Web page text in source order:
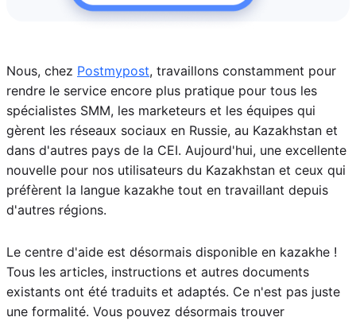
Nous, chez Postmypost, travaillons constamment pour
rendre le service encore plus pratique pour tous les
spécialistes SMM, les marketeurs et les équipes qui
gèrent les réseaux sociaux en Russie, au Kazakhstan et
dans d'autres pays de la CEI. Aujourd'hui, une excellente
nouvelle pour nos utilisateurs du Kazakhstan et ceux qui
préfèrent la langue kazakhe tout en travaillant depuis
d'autres régions.
Le centre d'aide est désormais disponible en kazakhe !
Tous les articles, instructions et autres documents
existants ont été traduits et adaptés. Ce n'est pas juste
une formalité. Vous pouvez désormais trouver